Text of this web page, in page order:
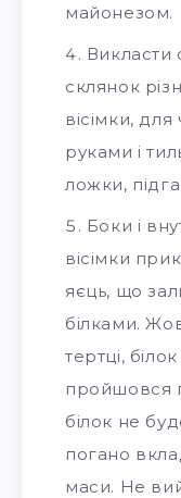
майонезом.
Викласти
склянок
вісімки,
руками і
ложки,
Боки і
вісімки
яєць, що
білками.
тертці,
пройшовся
білок не
погано
маси. Не